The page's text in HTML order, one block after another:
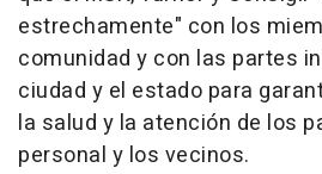
estrechamente" con los
comunidad y con las partes
ciudad y el estado para
la salud y la atención de los
personal y los vecinos.